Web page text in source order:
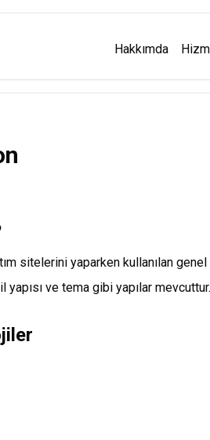
Hakkımda
sitelerini yaparken kullanılan genel
yapısı ve tema gibi yapılar mevcuttur.